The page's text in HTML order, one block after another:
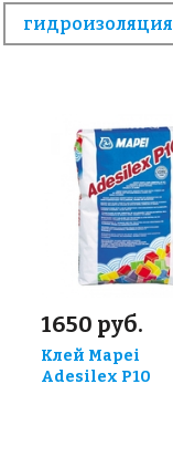
гидроизоляция
1650 руб.
Клей Mapei
Adesilex P10